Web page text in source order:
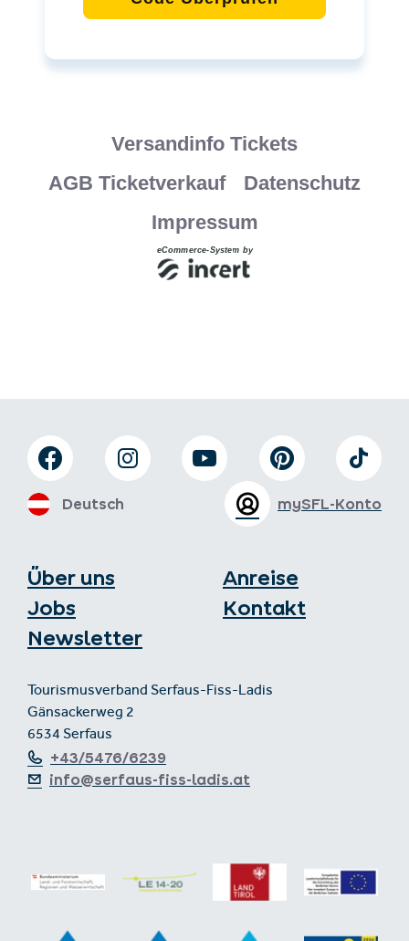
Über uns
Jobs
Newsletter
Anreise
Kontakt
Tourismusverband Serfaus-Fiss-Ladis
Gänsackerweg 2
6534 Serfaus
+43/5476/6239
info@serfaus-fiss-ladis.at
mySFL-Konto
Deutsch